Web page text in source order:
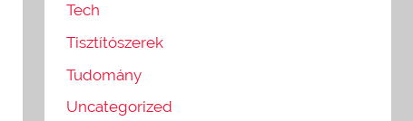
Tech
Tisztítószerek
Tudomány
Uncategorized